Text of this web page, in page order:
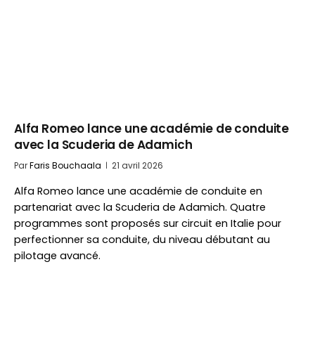
Alfa Romeo lance une académie de conduite
avec la Scuderia de Adamich
ParFaris Bouchaala 21 avril 2026
Alfa Romeo lance une académie de conduite en
partenariat avec la Scuderia de Adamich. Quatre
programmes sont proposés sur circuit en Italie pour
perfectionner sa conduite, du niveau débutant au
pilotage avancé.